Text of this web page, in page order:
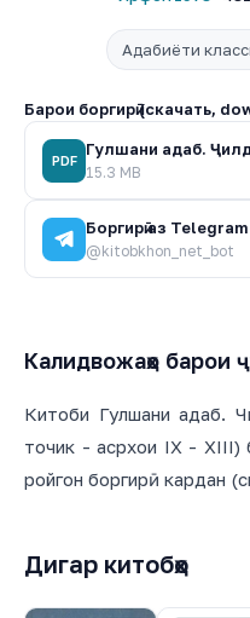
Барои боргирӣ (скачать,
PDF
15.3 MB
Боргирӣ аз Telegram
@kitobkhon_net_bot
Адабиёти
Калидвожаҳо барои
Китоби Гулшани адаб.
точик - асрхои IX - XIII)
ройгон боргирӣ кардан
Дигар китобҳо